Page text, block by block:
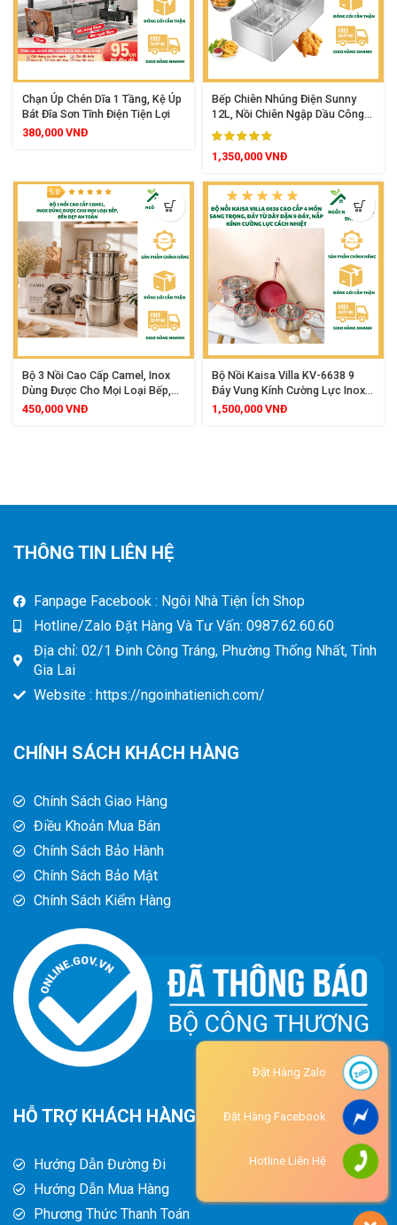
Chạn Úp Chén Dĩa 1 Tầng, Kệ Úp
Bát Đĩa Sơn Tĩnh Điện Tiện Lợi
380,000 VNĐ
Bếp Chiên Nhúng Điện Sunny
12L, Nồi Chiên Ngập Dầu Công
Suất 2500W, Dung Tích Lớn Inox
Cao Cấp
1,350,000 VNĐ
Bộ 3 Nồi Cao Cấp Camel, Inox
Dùng Được Cho Mọi Loại Bếp,
Bền Đẹp An Toàn
450,000 VNĐ
Bộ Nồi Kaisa Villa KV-6638 9
Đáy Vung Kính Cường Lực Inox
304 Kèm Chảo Chống Dính Sang
1,500,000 VNĐ
THÔNG TIN LIÊN HỆ
Fanpage Facebook : Ngôi Nhà Tiện Ích Shop
Hotline/Zalo Đặt Hàng Và Tư Vấn: 0987.62.60.60
Địa chỉ: 02/1 Đinh Công Tráng, Phường Thống Nhất, Tỉnh
Gia Lai
Website : https://ngoinhatienich.com/
CHÍNH SÁCH KHÁCH HÀNG
Chính Sách Giao Hàng
Điều Khoản Mua Bán
Chính Sách Bảo Hành
Chính Sách Bảo Mật
Chính Sách Kiểm Hàng
HỖ TRỢ KHÁCH HÀNG
Hướng Dẫn Đường Đi
Hướng Dẫn Mua Hàng
Phương Thức Thanh Toán
Đặt Hàng Zalo
Đặt Hàng Facebook
Hotline Liên Hệ